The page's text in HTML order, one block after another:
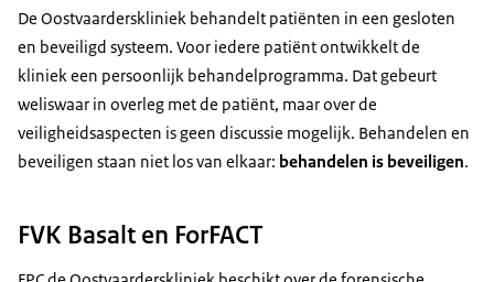
De Oostvaarderskliniek behandelt patiënten in een gesloten
en beveiligd systeem. Voor iedere patiënt ontwikkelt de
kliniek een persoonlijk behandelprogramma. Dat gebeurt
weliswaar in overleg met de patiënt, maar over de
veiligheidsaspecten is geen discussie mogelijk. Behandelen en
beveiligen staan niet los van elkaar: behandelen is beveiligen.
FVK Basalt en ForFACT